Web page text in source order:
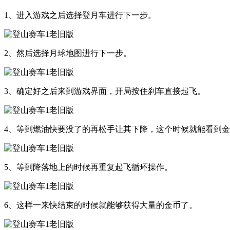
1、进入游戏之后选择登月车进行下一步。
2、然后选择月球地图进行下一步。
3、确定好之后来到游戏界面，开局按住刹车直接起飞。
4、等到燃油快要没了的再松手让其下降，这个时候就能看到金
5、等到降落地上的时候再重复起飞循环操作。
6、这样一来快结束的时候就能够获得大量的金币了。